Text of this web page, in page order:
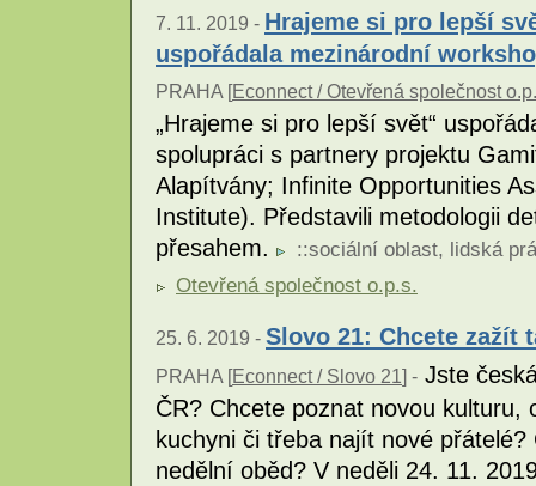
7. 11. 2019 - Hrajeme si pro lepší
uspořádala mezinárodní
PRAHA [Econnect / Otevřená společnost
„Hrajeme si pro lepší svět“
spolupráci s partnery projektu
Alapítvány; Infinite Opportunities
Institute). Představili metodologii
přesahem.
::sociální oblast, lidská
Otevřená společnost o.p.s.
25. 6. 2019 - Slovo 21: Chcete zažít
PRAHA [Econnect / Slovo 21] - Jste
ČR? Chcete poznat novou
kuchyni či třeba najít nové
nedělní oběd? V neděli 24. 11.